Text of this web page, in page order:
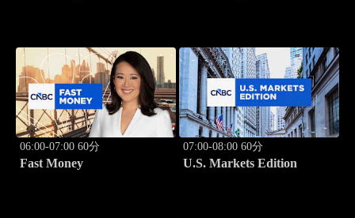
06:00-07:00 60分
Fast Money
07:00-08:00 60分
U.S. Markets Edition